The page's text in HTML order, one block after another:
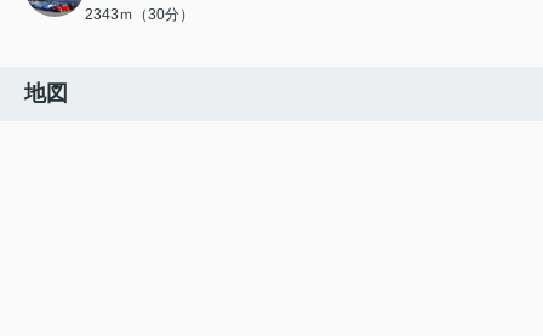
2343ｍ（30分）
地図